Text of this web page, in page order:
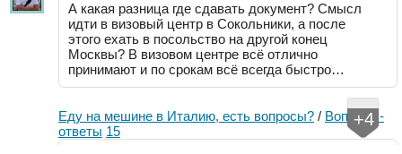
А какая разница где сдавать документ? Смысл
идти в визовый центр в Сокольники, а после
этого ехать в посольство на другой конец
Москвы? В визовом центре всё отлично
принимают и по срокам всё всегда быстро…
Еду на мешине в Италию, есть вопросы? / Вопросы-
ответы 15
+4